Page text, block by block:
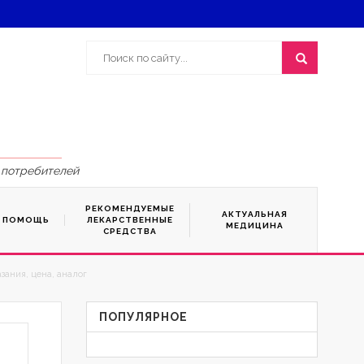
ПОМОЩЬ
РЕКОМЕНДУЕМЫЕ
ЛЕКАРСТВЕННЫЕ
СРЕДСТВА
АКТУАЛЬНАЯ
МЕДИЦИНА
цена, аналог
ПОПУЛЯРНОЕ